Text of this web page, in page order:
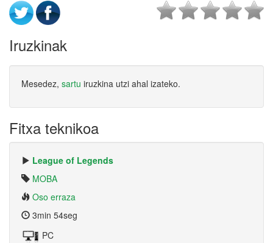
Iruzkinak
Mesedez, sartu iruzkina utzi ahal izateko.
Fitxa teknikoa
League of Legends
MOBA
Oso erraza
3min 54seg
PC